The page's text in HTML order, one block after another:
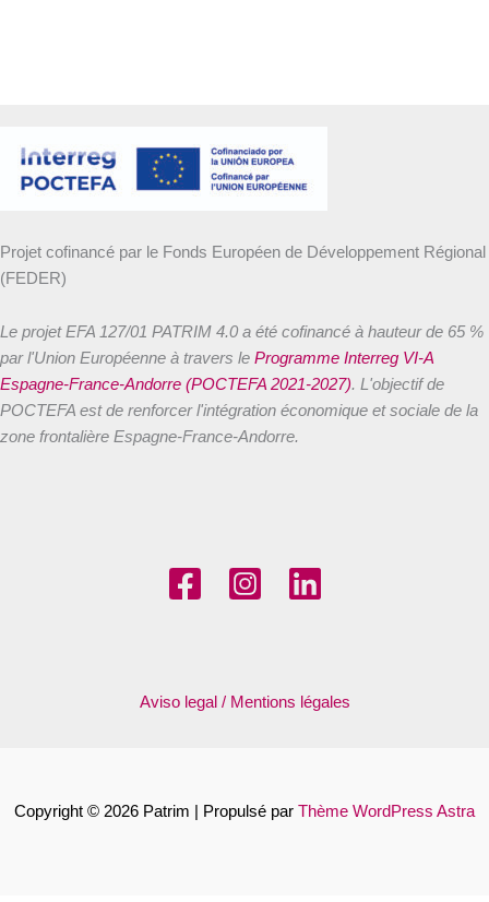
Projet cofinancé par le Fonds Européen de Développement Régional
(FEDER)
Le projet EFA 127/01 PATRIM 4.0 a été cofinancé à hauteur de 65 %
par l'Union Européenne à travers le Programme Interreg VI-A
Espagne-France-Andorre (POCTEFA 2021-2027). L'objectif de
POCTEFA est de renforcer l'intégration économique et sociale de la
zone frontalière Espagne-France-Andorre.
Aviso legal / Mentions légales
Copyright © 2026 Patrim | Propulsé par Thème WordPress Astra